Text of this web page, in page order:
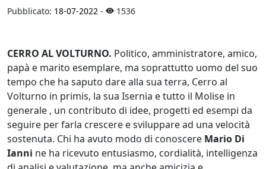
Pubblicato: 18-07-2022 - 1536
CERRO AL VOLTURNO. Politico, amministratore, amico,
papà e marito esemplare, ma soprattutto uomo del suo
tempo che ha saputo dare alla sua terra, Cerro al
Volturno in primis, la sua Isernia e tutto il Molise in
generale , un contributo di idee, progetti ed esempi da
seguire per farla crescere e sviluppare ad una velocità
sostenuta. Chi ha avuto modo di conoscere Mario Di
Ianni ne ha ricevuto entusiasmo, cordialità, intelligenza